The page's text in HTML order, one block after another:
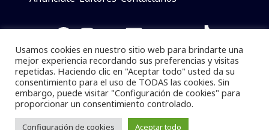
Facebook
Instagram
Twitter
LinkedIn
Telegram
YouTube
TikTok
Pymempresario © 2025 Todos los derechos reservados.
Se prohibe el uso de la información total o parcial sin
dar referencia a la fuente.
Usamos cookies en nuestro sitio web para brindarte una
mejor experiencia recordando sus preferencias y visitas
repetidas. Haciendo clic en "Aceptar todo" usted da su
consentimiento para el uso de TODAS las cookies. Sin
embargo, puede visitar "Configuración de cookies" para
proporcionar un consentimiento controlado.
Configuración de cookies Aceptar todo